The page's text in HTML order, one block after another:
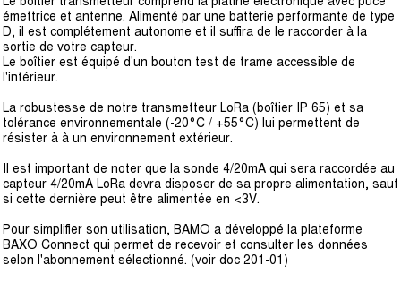
émettrice et antenne. Alimenté par une batterie performante de type
D, il est complétement autonome et il suffira de le raccorder à la
sortie de votre capteur.
Le boîtier est équipé d'un bouton test de trame accessible de
l'intérieur.
La robustesse de notre transmetteur LoRa (boîtier IP 65) et sa
tolérance environnementale (-20°C / +55°C) lui permettent de
résister à à un environnement extérieur.
Il est important de noter que la sonde 4/20mA qui sera raccordée au
capteur 4/20mA LoRa devra disposer de sa propre alimentation, sauf
si cette dernière peut être alimentée en <3V.
Pour simplifier son utilisation, BAMO a développé la plateforme
BAXO Connect qui permet de recevoir et consulter les données
selon l'abonnement sélectionné. (voir doc 201-01)